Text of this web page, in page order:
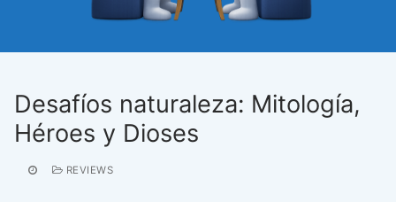
Desafíos naturaleza: Mitología,
Héroes y Dioses
REVIEWS